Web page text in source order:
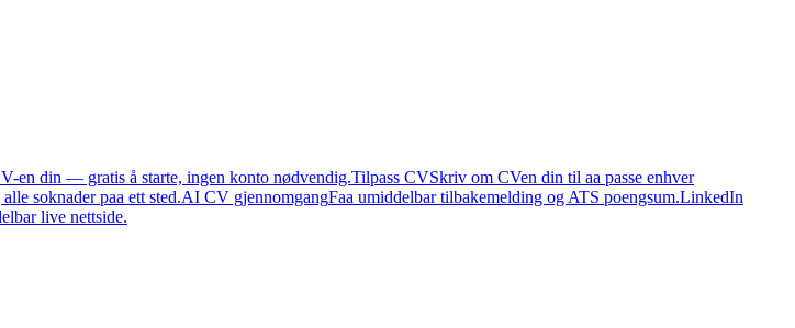
en din — gratis å starte, ingen konto nødvendig.Tilpass CVSkriv om CVen din til aa passe enhver
soknader paa ett sted.AI CV gjennomgangFaa umiddelbar tilbakemelding og ATS poengsum.LinkedIn
live nettside.